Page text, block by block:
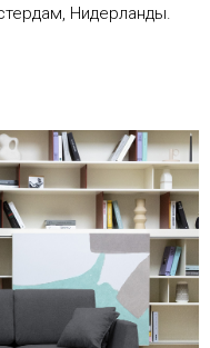
Нидерланды.